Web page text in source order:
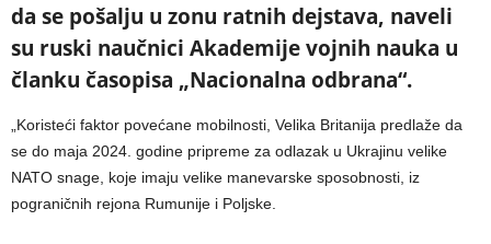
da se pošalju u zonu ratnih dejstava, naveli
su ruski naučnici Akademije vojnih nauka u
članku časopisa „Nacionalna odbrana“.
„Koristeći faktor povećane mobilnosti, Velika Britanija predlaže da
se do maja 2024. godine pripreme za odlazak u Ukrajinu velike
NATO snage, koje imaju velike manevarske sposobnosti, iz
pograničnih rejona Rumunije i Poljske.